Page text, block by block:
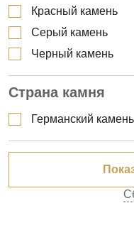
Красный камень
Серый камень
Черный камень
Страна камня
Германский камень